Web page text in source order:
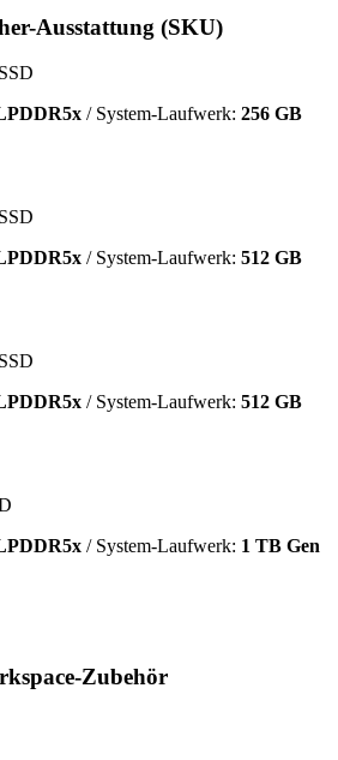
Ausstattung (SKU)
/ System-Laufwerk: 256 GB
/ System-Laufwerk: 512 GB
/ System-Laufwerk: 512 GB
/ System-Laufwerk: 1 TB Gen
Zubehör